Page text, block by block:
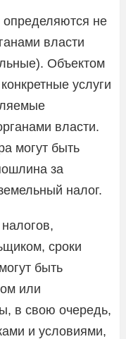
определяются не
власти
Объектом
услуги
власти.
могут быть
за
налог.
сроки
быть
или
в свою очередь,
и условиями,